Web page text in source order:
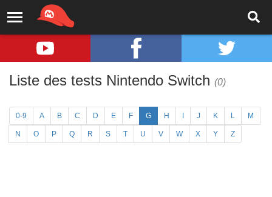
Liste des tests Nintendo Switch (0)
0-9 A B C D E F G H J K L M
N O P Q R S T U V W X Y Z